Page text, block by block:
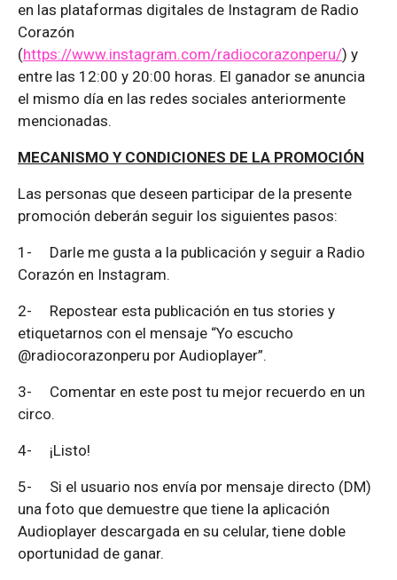
en las plataformas digitales de Instagram de Radio
Corazón
(https://www.instagram.com/radiocorazonperu/) y
entre las 12:00 y 20:00 horas. El ganador se anuncia
el mismo día en las redes sociales anteriormente
mencionadas.
MECANISMO Y CONDICIONES DE LA PROMOCIÓN
Las personas que deseen participar de la presente
promoción deberán seguir los siguientes pasos:
1- Darle me gusta a la publicación y seguir a Radio
Corazón en Instagram.
2- Repostear esta publicación en tus stories y
etiquetarnos con el mensaje “Yo escucho
@radiocorazonperu por Audioplayer”.
3- Comentar en este post tu mejor recuerdo en un
circo.
4- ¡Listo!
5- Si el usuario nos envía por mensaje directo (DM)
una foto que demuestre que tiene la aplicación
Audioplayer descargada en su celular, tiene doble
oportunidad de ganar.